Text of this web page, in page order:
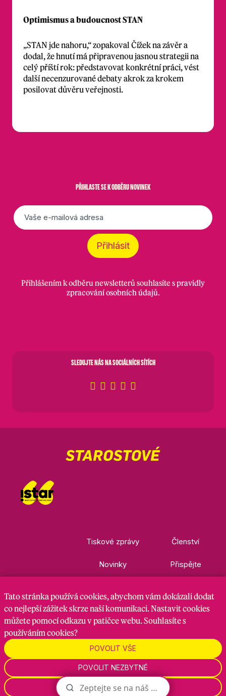
Optimismus a budoucnost STAN
„STAN jde nahoru,“ zopakoval Čížek na závěr a
dodal, že hnutí má připravenou jasnou strategii na
celý příští rok: představovat konkrétní práci, vést
další necenzurované debaty akrok za krokem
posilovat důvěru veřejnosti.
PŘIHLASTE SE K ODBĚRU NOVINEK
E-
mail
Přihlásit
Přihlášením k odběru newsletterů souhlasíte spravidly
zpracování osobních údajů.
SLEDUJTE NÁS NA SOCIÁLNÍCH SÍTÍCH
Tiskové zprávy
Novinky
Členství
Přispějte
Nastavení cookies GDPRRSS kanál
Maven Strategy s.r.o., 2026
Tato stránkapoužívá cookies, abychom vám dokázali dodat
co nejlepší zážitek skrze naší komunikaci. Nastavit cookies
můžete pomocí odkazu v patičce webu. Souhlasíte s
používáním cookies?
POVOLIT NEZBYTNÉ
NASTAVENÍ
POVOLIT VŠE